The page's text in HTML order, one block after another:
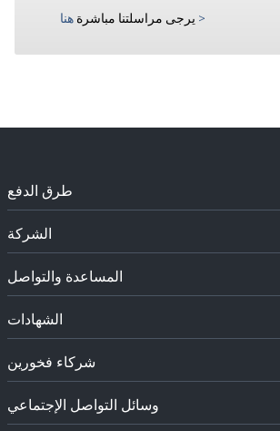
يرجى مراسلتنا مباشرة هنا >
طرق الدفع
الشركة
المساعدة والتواصل
الشهادات
شركاء فخورين
وسائل التواصل الإجتماعي